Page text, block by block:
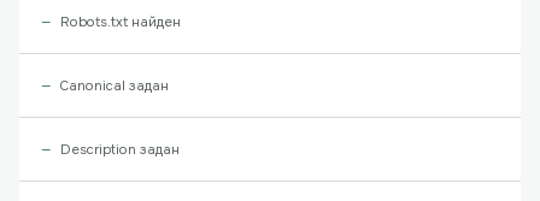
Robots.txt найден
Canonical задан
Description задан